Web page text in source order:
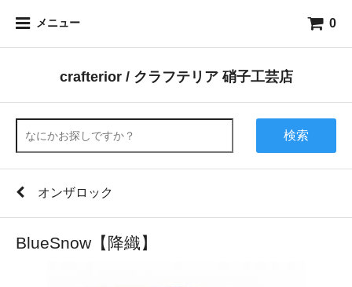
メニュー 0
crafterior / クラフテリア 硝子工芸店
検索
オンザロック
BlueSnow【降織】